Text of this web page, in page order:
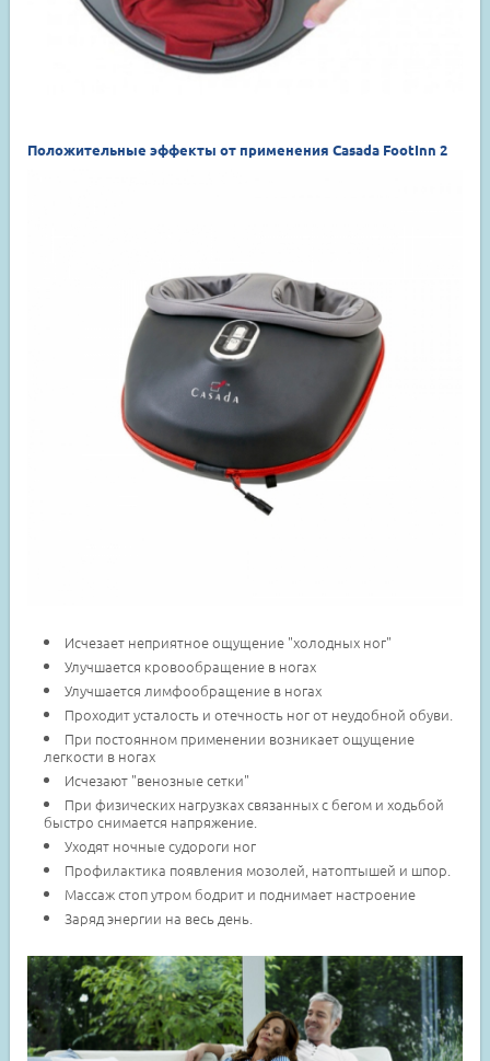
Положительные эффекты от применения Casada FootInn 2
Исчезает неприятное ощущение "холодных ног"
Улучшается кровообращение в ногах
Улучшается лимфообращение в ногах
Проходит усталость и отечность ног от неудобной обуви.
При постоянном применении возникает ощущение
легкости в ногах
Исчезают "венозные сетки"
При физических нагрузках связанных с бегом и ходьбой
быстро снимается напряжение.
Уходят ночные судороги ног
Профилактика появления мозолей, натоптышей и шпор.
Массаж стоп утром бодрит и поднимает настроение
Заряд энергии на весь день.